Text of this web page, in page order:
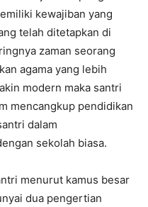
kewajiban yang
telah ditetapkan di
zaman seorang
agama yang lebih
modern maka santri
mencangkup pendidikan
dalam
sekolah biasa.
menurut kamus besar
dua pengertian